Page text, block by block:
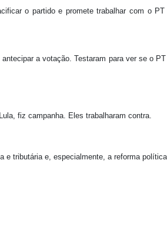
o partido e promete trabalhar com o
a votação. Testaram para ver se o
fiz campanha. Eles trabalharam contra.
e tributária e, especialmente, a reforma